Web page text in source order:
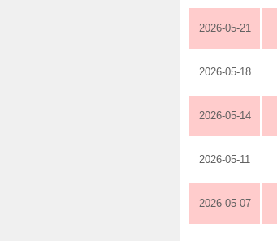
2026-05-21
2026-05-18
2026-05-14
2026-05-11
2026-05-07